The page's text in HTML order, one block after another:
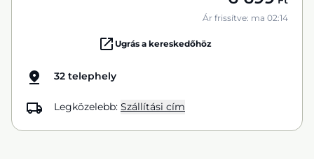
Ár frissítve: ma 02:14
Ugrás a kereskedőhöz
32 telephely
Legközelebb: Szállítási cím